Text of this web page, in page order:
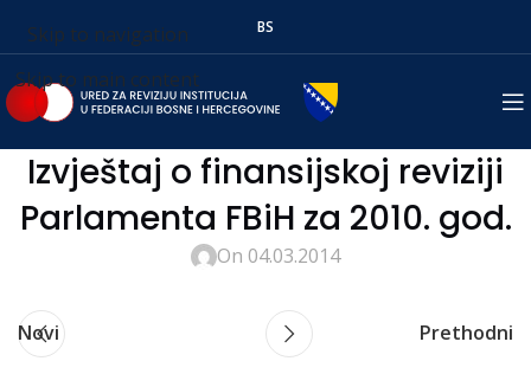
Skip to navigation
Skip to main content
BS
Izvještaj o finansijskoj reviziji
Parlamenta FBiH za 2010. god.
On 04.03.2014
Novi Prethodni